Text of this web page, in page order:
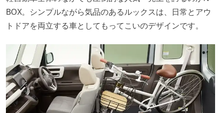
BOX。シンプルながら気品のあるルックスは、日常とアウ
トドアを両立する車としてもってこいのデザインです。